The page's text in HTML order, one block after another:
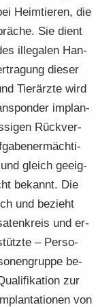
Heim­tie­ren, die
Sie dient
il­le­ga­len Han­
die­ser
Tier­ärz­te wird
im­plan­
Rück­ver­
gleich ge­eig­
be­kannt. Die
und be­zieht
und er­
– Per­so­
be­
zur
von